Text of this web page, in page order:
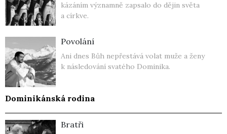
kázáním významně zapsalo do dějin světa
a církve.
Povolání
Ani dnes Bůh nepřestává volat muže a ženy
k následování svatého Dominika.
Dominikánská rodina
Bratři